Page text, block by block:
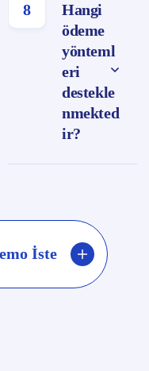
8
Hangi
ödeme
yönteml
eri
destekle
nmekted
ir?
İste